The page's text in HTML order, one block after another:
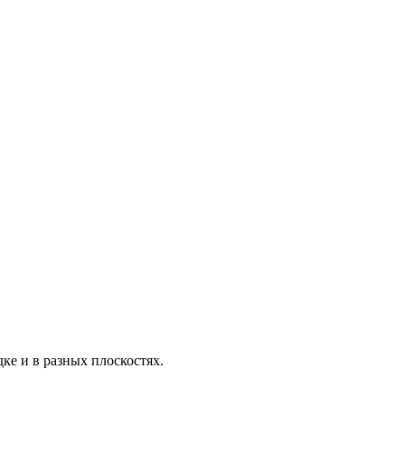
и в разных плоскостях.